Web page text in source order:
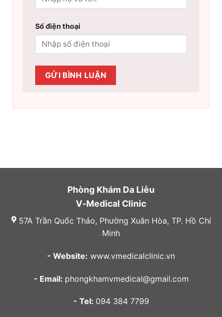
Số điện thoại
Phòng Khám Da Liễu
V-Medical Clinic
57A Trần Quốc Thảo, Phường Xuân Hòa, TP. Hồ Chí
Minh
- Website: www.vmedicalclinic.vn
- Email: phongkhamvmedical@gmail.com
- Tel: 094 384 7799